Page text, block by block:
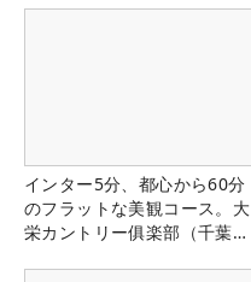
インター5分、都心から60分
のフラットな美観コース。大
栄カントリー俱楽部（千葉